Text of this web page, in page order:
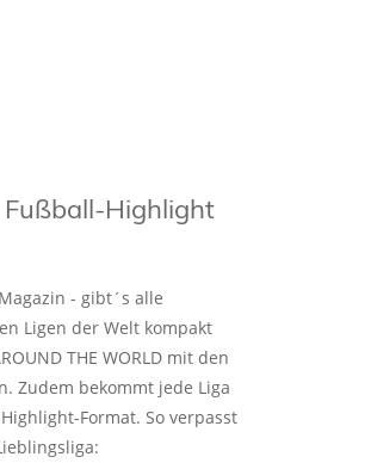
Highlight
- gibt´s alle
Ligen der Welt kompakt
THE WORLD mit den
Zudem bekommt jede Liga
Format. So verpasst